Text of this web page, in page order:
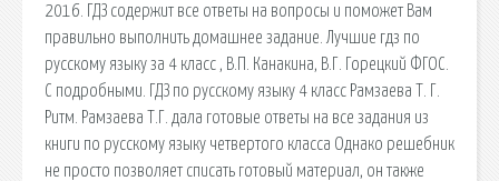
2016. ГДЗ содержит все ответы на вопросы и поможет Вам
правильно выполнить домашнее задание. Лучшие гдз по
русскому языку за 4 класс , В.П. Канакина, В.Г. Горецкий ФГОС.
С подробными. ГДЗ по русскому языку 4 класс Рамзаева Т. Г.
Ритм. Рамзаева Т.Г. дала готовые ответы на все задания из
книги по русскому языку четвертого класса Однако решебник
не просто позволяет списать готовый материал, он также